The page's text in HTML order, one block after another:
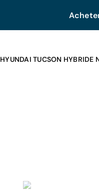
HYUNDAI TUCSON HYBRIDE